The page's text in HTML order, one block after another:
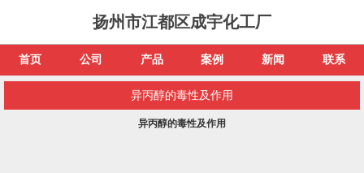
扬州市江都区成宇化工厂
首页 公司 产品 案例 新闻 联系
异丙醇的毒性及作用
异丙醇的毒性及作用